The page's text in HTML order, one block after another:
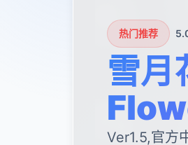
热门推荐
雪
Ver1.5,官方